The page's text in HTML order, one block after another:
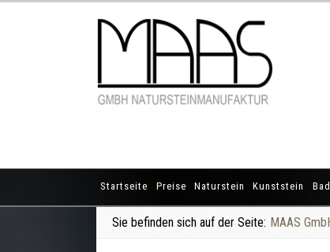
Startseite Preise Naturstein Kunststein
Sie befinden sich auf der Seite: MAAS